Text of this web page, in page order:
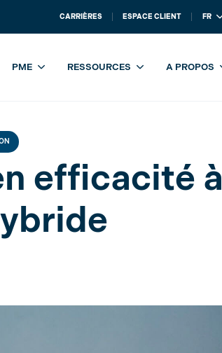
CARRIÈRES ESPACE CLIENT FR
PME RESSOURCES A PROPOS
efficacité à